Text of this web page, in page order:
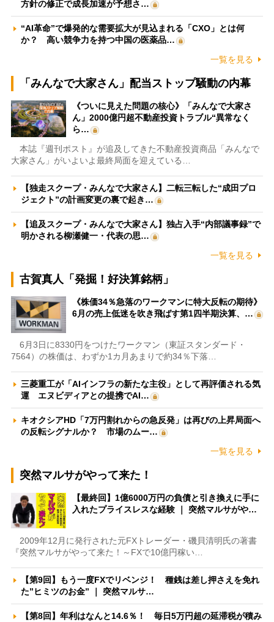
方針の修正で成長加速が予想さ…
“AI革命”で爆発的な需要拡大が見込まれる「CXO」とは何
か？ 高い競争力を持つ中国の医薬品…
一覧を見る
「みんなで大家さん」配当ストップ騒動の内幕
《ついに見えた問題の核心》「みんなで大家さ
ん」2000億円超不動産投資トラブル“異常なく
ら…
本誌『週刊ポスト』が追及してきた不動産投資商品「みんなで
大家さん」がいよいよ最終局面を迎えている…
【独走スクープ・みんなで大家さん】二転三転した“成田プロ
ジェクト”の計画変更の裏で起き…
【追及スクープ・みんなで大家さん】独占入手“内部議事録”で
明かされる柳瀬健一・代表の思…
一覧を見る
古賀真人「発掘！好決算銘柄」
《株価34％急落のワークマンに特大反転の期待》
6月の売上低迷を吹き飛ばす第1四半期決算、…
6月3日に8330円をつけたワークマン（東証スタンダード・
7564）の株価は、わずか1カ月あまりで約34％下落…
三菱重工が「AIインフラの新たな主役」として再評価される気
運 エヌビディアとの提携でAI…
キオクシアHD「7万円割れからの急反発」は再びの上昇局面へ
の反転シグナルか？ 市場のムー…
一覧を見る
突然マルサがやって来た！
【最終回】1億6000万円の負債と引き換えに手に
入れたプライスレスな経験 ｜ 突然マルサがや…
2009年12月に発行された元FXトレーダー・磯貝清明氏の著書
『突然マルサがやって来た！～FXで10億円稼い…
【第9回】もう一度FXでリベンジ！ 種銭は差し押さえを免れ
た”ヒミツのお金” ｜ 突然マルサ…
【第8回】年利はなんと14.6％！ 毎日5万円超の延滞税が積み